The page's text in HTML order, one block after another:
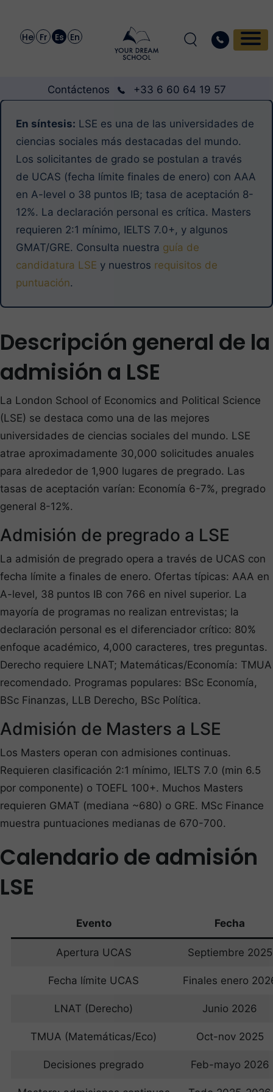
He Fr Es En
Contáctenos +33 6 60 64 19 57
En síntesis: LSE es una de las universidades de
ciencias sociales más destacadas del mundo.
Los solicitantes de grado se postulan a través
de UCAS (fecha límite finales de enero) con AAA
en A-level o 38 puntos IB; tasa de aceptación 8-
12%. La declaración personal es crítica. Masters
requieren 2:1 mínimo, IELTS 7.0+, y algunos
GMAT/GRE. Consulta nuestra guía de
candidatura LSE y nuestros requisitos de
puntuación.
Descripción general de la
admisión a LSE
La London School of Economics and Political Science
(LSE) se destaca como una de las mejores
universidades de ciencias sociales del mundo. LSE
atrae aproximadamente 30,000 solicitudes anuales
para alrededor de 1,900 lugares de pregrado. Las
tasas de aceptación varían: Economía 6-7%, pregrado
general 8-12%.
Admisión de pregrado a LSE
La admisión de pregrado opera a través de UCAS con
fecha límite a finales de enero. Ofertas típicas: AAA en
A-level, 38 puntos IB con 766 en nivel superior. La
mayoría de programas no realizan entrevistas; la
declaración personal es el diferenciador crítico: 80%
enfoque académico, 4,000 caracteres, tres preguntas.
Derecho requiere LNAT; Matemáticas/Economía: TMUA
recomendado. Programas populares: BSc Economía,
BSc Finanzas, LLB Derecho, BSc Política.
Admisión de Masters a LSE
Los Masters operan con admisiones continuas.
Requieren clasificación 2:1 mínimo, IELTS 7.0 (min 6.5
por componente) o TOEFL 100+. Muchos Masters
requieren GMAT (mediana ~680) o GRE. MSc Finance
muestra puntuaciones medianas de 670-700.
Calendario de admisión
LSE
Evento Fecha
Apertura UCAS Septiembre 2025
Fecha límite UCAS Finales enero
LNAT (Derecho) Junio 2026
TMUA (Matemáticas/Eco) Oct-nov 2025
Decisiones pregrado Feb-mayo 2026